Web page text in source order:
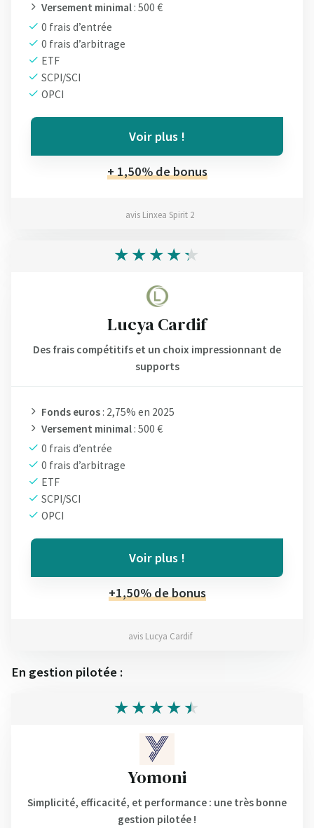
Versement minimal : 500 €
0 frais d’entrée
0 frais d’arbitrage
ETF
SCPI/SCI
OPCI
Voir plus !
+ 1,50% de bonus
avis Linxea Spirit 2
Lucya Cardif
Des frais compétitifs et un choix impressionnant de
supports
Fonds euros : 2,75% en 2025
Versement minimal : 500 €
0 frais d’entrée
0 frais d’arbitrage
ETF
SCPI/SCI
OPCI
Voir plus !
+1,50% de bonus
avis Lucya Cardif
En gestion pilotée :
Yomoni
Simplicité, efficacité, et performance : une très bonne
gestion pilotée !